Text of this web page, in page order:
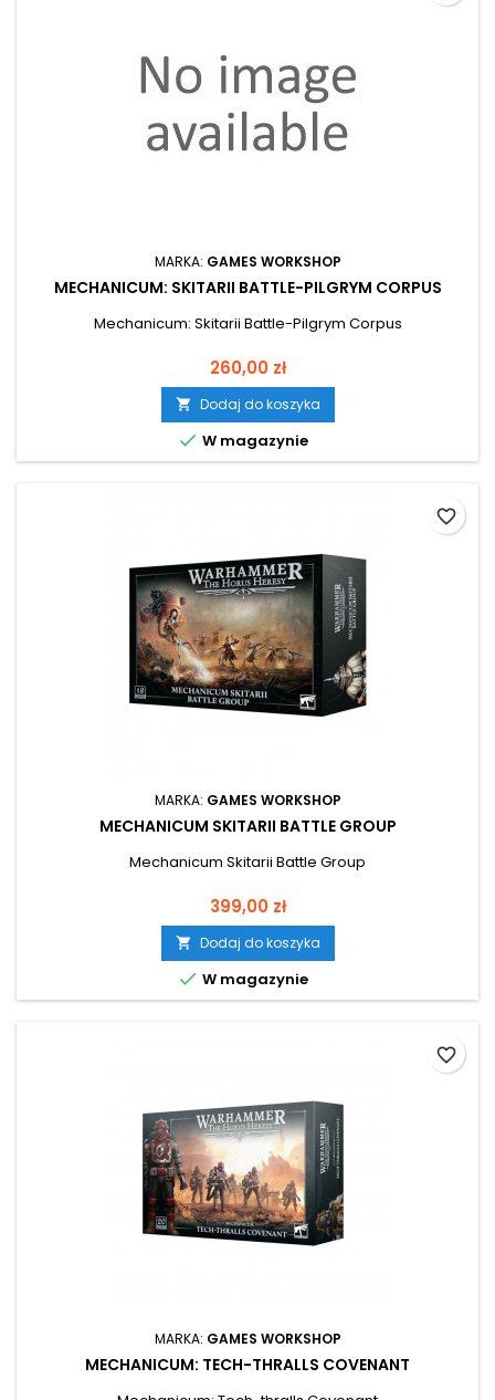
MARKA: GAMES WORKSHOP
MECHANICUM: SKITARII BATTLE-PILGRYM CORPUS
Mechanicum: Skitarii Battle-Pilgrym Corpus
Cena
260,00 zł
 Dodaj do koszyka
 W magazynie
MARKA: GAMES WORKSHOP
MECHANICUM SKITARII BATTLE GROUP
Mechanicum Skitarii Battle Group
Cena
399,00 zł
 Dodaj do koszyka
 W magazynie
favorite_border
MARKA: GAMES WORKSHOP
MECHANICUM: TECH-THRALLS COVENANT
favorite_border